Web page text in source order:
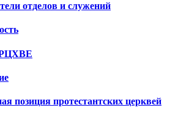
отделов и служений
позиция протестантских церквей